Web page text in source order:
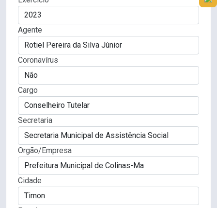
Agente
Coronavírus
Cargo
Secretaria
Orgão/Empresa
Cidade